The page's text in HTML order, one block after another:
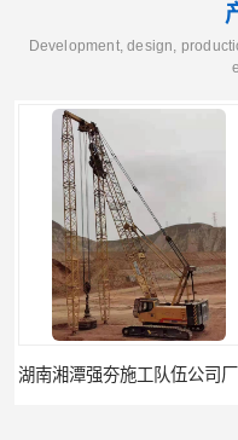
Development, design,
湖南湘潭强夯施工队伍公司厂房地基强夯施工